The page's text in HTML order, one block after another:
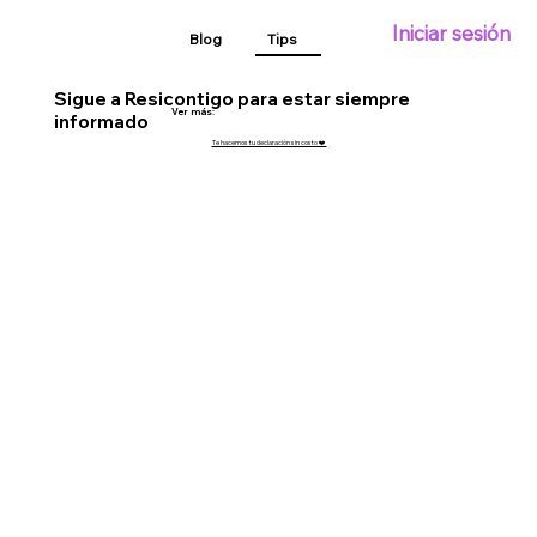
Blog Tips Iniciar sesión
Sigue a Resicontigo para estar siempre
informado
Ver más:
Te hacemos tu declaración sin costo ❤️